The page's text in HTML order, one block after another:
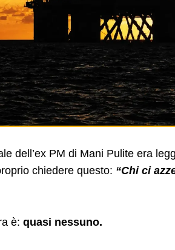
dell’ex PM di Mani Pulite era
chiedere questo: “Chi ci
è: quasi nessuno.